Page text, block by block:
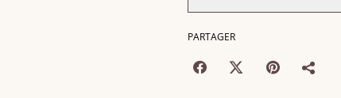
PARTAGER